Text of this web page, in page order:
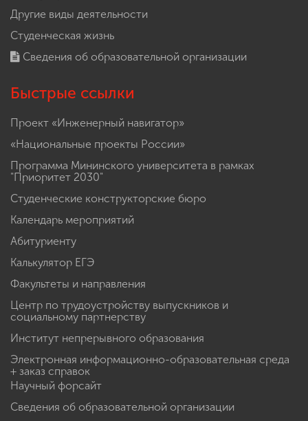
Другие виды деятельности
Студенческая жизнь
Сведения об образовательной организации
Быстрые ссылки
Проект «Инженерный навигатор»
«Национальные проекты России»
Программа Мининского университета в рамках
"Приоритет 2030"
Студенческие конструкторские бюро
Календарь мероприятий
Абитуриенту
Калькулятор ЕГЭ
Факультеты и направления
Центр по трудоустройству выпускников и
социальному партнерству
Институт непрерывного образования
Электронная информационно-образовательная среда
+ заказ справок
Научный форсайт
Сведения об образовательной организации